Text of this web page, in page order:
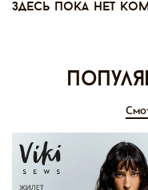
Здесь пока нет